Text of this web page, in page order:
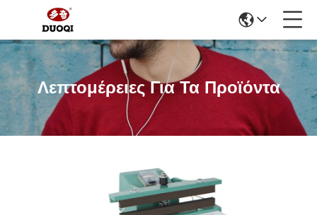
Λεπτομέρειες Για Τα Προϊόντα